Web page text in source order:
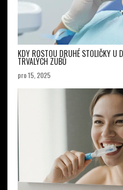
KDY ROSTOU DRUHÉ STOLIČKY U
TRVALÝCH ZUBŮ
pro 15, 2025